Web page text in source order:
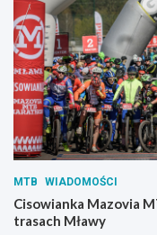
MTB WIADOMOŚCI
Cisowianka Mazovia
trasach Mławy